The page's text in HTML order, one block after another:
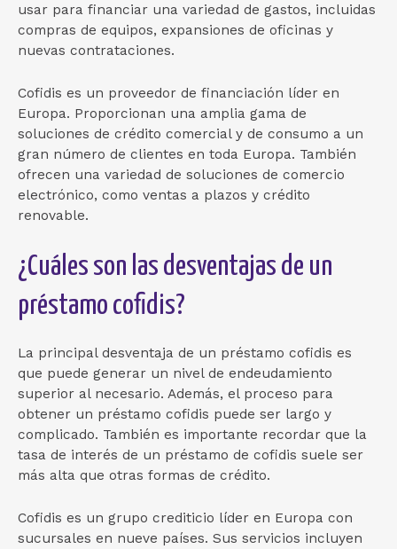
usar para financiar una variedad de gastos, incluidas
compras de equipos, expansiones de oficinas y
nuevas contrataciones.
Cofidis es un proveedor de financiación líder en
Europa. Proporcionan una amplia gama de
soluciones de crédito comercial y de consumo a un
gran número de clientes en toda Europa. También
ofrecen una variedad de soluciones de comercio
electrónico, como ventas a plazos y crédito
renovable.
¿Cuáles son las desventajas de un
préstamo cofidis?
La principal desventaja de un préstamo cofidis es
que puede generar un nivel de endeudamiento
superior al necesario. Además, el proceso para
obtener un préstamo cofidis puede ser largo y
complicado. También es importante recordar que la
tasa de interés de un préstamo de cofidis suele ser
más alta que otras formas de crédito.
Cofidis es un grupo crediticio líder en Europa con
sucursales en nueve países. Sus servicios incluyen